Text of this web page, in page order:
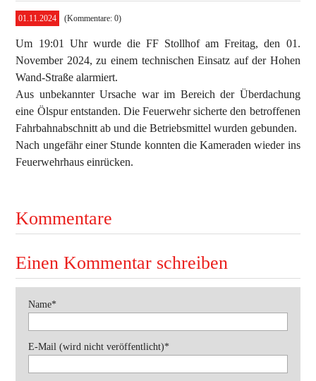
Fahrzeuge
Bekleidung
Geschichte
Kontakt
Aktuelles
Allgemein
Ausbildung
Bewerbe
Jugend
01.11.2024 (Kommentare: 0)
Um 19:01 Uhr wurde die FF Stollhof am Freitag, den 01.
November 2024, zu einem technischen Einsatz auf der Hohen
Wand-Straße alarmiert.
Aus unbekannter Ursache war im Bereich der Überdachung
eine Ölspur entstanden. Die Feuerwehr sicherte den betroffenen
Fahrbahnabschnitt ab und die Betriebsmittel wurden gebunden.
Nach ungefähr einer Stunde konnten die Kameraden wieder ins
Feuerwehrhaus einrücken.
Kommentare
Einen Kommentar schreiben
Pflichtfeld
Name*
Pflichtfeld
E-Mail (wird nicht veröffentlicht)*